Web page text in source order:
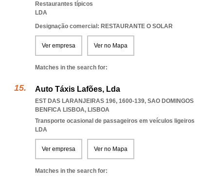
Restaurantes típicos
LDA
Designação comercial: RESTAURANTE O SOLAR
Ver empresa Ver no Mapa
Matches in the search for:
Auto Táxis Lafões, Lda
EST DAS LARANJEIRAS 196, 1600-139, SAO DOMINGOS
BENFICA LISBOA, LISBOA
Transporte ocasional de passageiros em veículos ligeiros
LDA
Ver empresa Ver no Mapa
Matches in the search for: